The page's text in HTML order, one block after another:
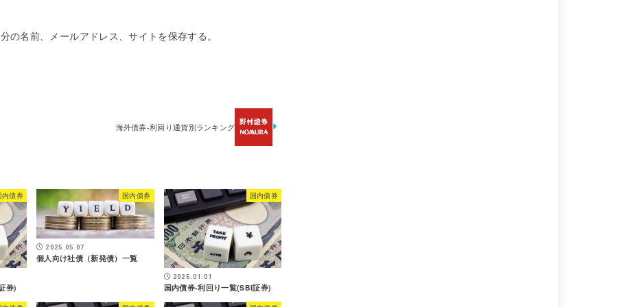
名前、メールアドレス、サイトを保存する。
海外債券-利回り通貨別ランキング
内債券
券)
国内債券
2025.05.07
個人向け社債（新発債）一覧
国内債券
2025.01.01
国内債券-利回り一覧(SBI証券)